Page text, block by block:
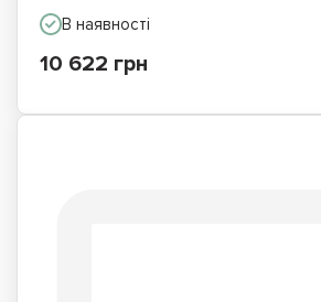
В наявності
10 622 грн